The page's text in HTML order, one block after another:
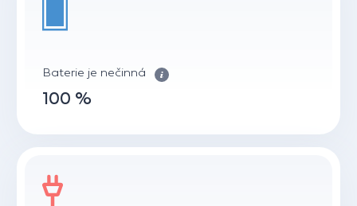
Baterie je nečinná
100 %